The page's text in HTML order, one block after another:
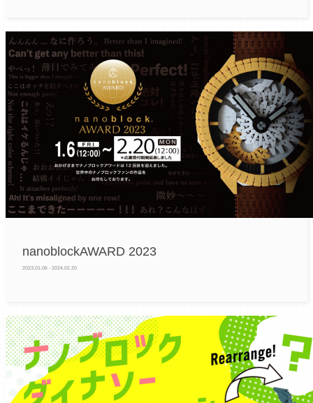
nanoblockAWARD 2023
2023.01.06 - 2024.02.20